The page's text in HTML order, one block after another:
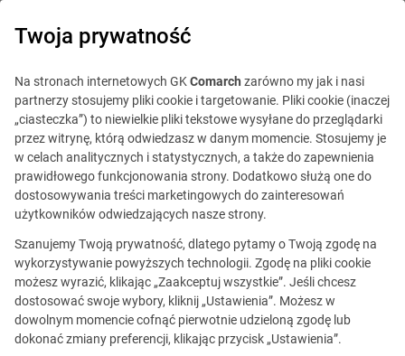
Ta oferta jest już
Twoja prywatność
Na stronach internetowych GKComarch zarówno my jak i nasi
partnerzy stosujemy pliki cookie i targetowanie. Pliki cookie (inaczej
„ciasteczka”) to niewielkie pliki tekstowe wysyłane do przeglądarki
przez witrynę, którą odwiedzasz w danym momencie. Stosujemy je
w celach analitycznych i statystycznych, a także do zapewnienia
prawidłowego funkcjonowania strony. Dodatkowo służą one do
dostosowywania treści marketingowych do zainteresowań
użytkowników odwiedzających nasze strony.
Szanujemy Twoją prywatność, dlatego pytamy o Twoją zgodę na
wykorzystywanie powyższych technologii. Zgodę na pliki cookie
możesz wyrazić, klikając „Zaakceptuj wszystkie”. Jeśli chcesz
dostosować swoje wybory, kliknij „Ustawienia”. Możesz w
dowolnym momencie cofnąć pierwotnie udzieloną zgodę lub
dokonać zmiany preferencji, klikając przycisk „Ustawienia”.